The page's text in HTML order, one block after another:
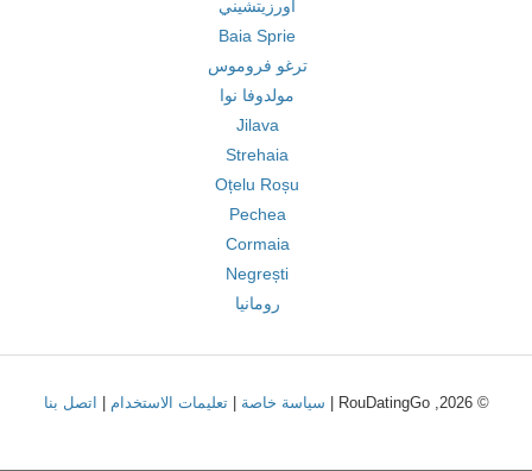
أورزيتشيني
Baia Sprie
ترغو فروموس
مولدوفا نوا
Jilava
Strehaia
Oțelu Roșu
Pechea
Cormaia
Negrești
رومانيا
© 2026, RouDatingGo | سياسة خاصة |تعليمات الاستخدام اتصل بنا